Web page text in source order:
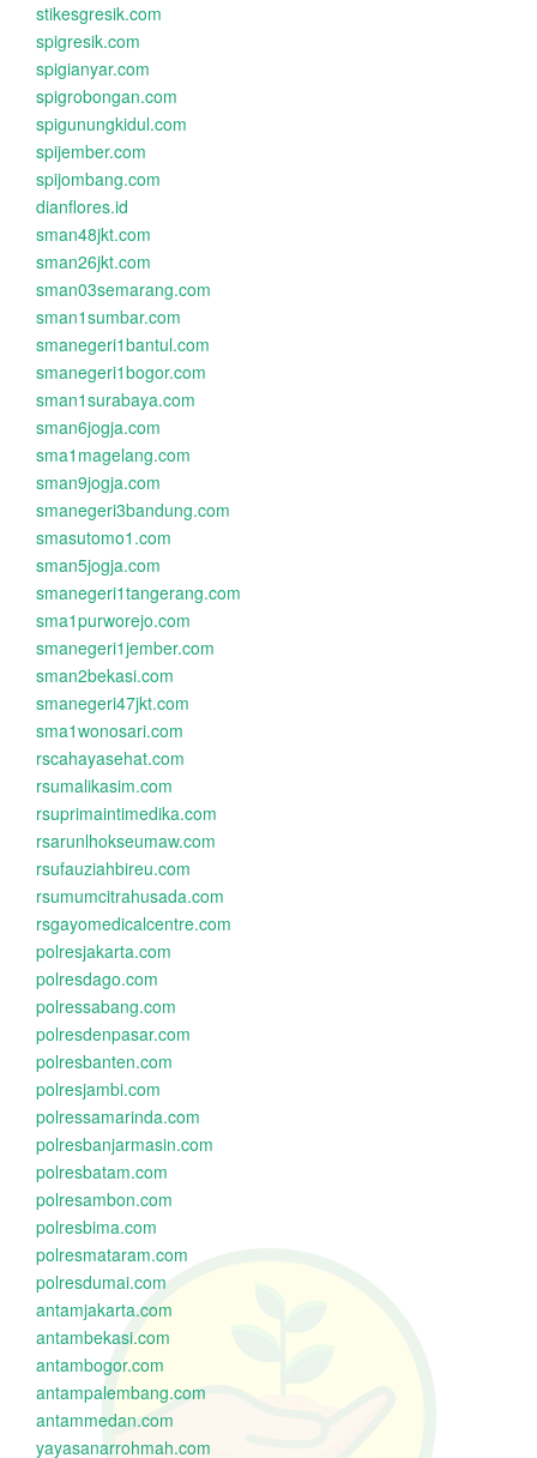
stikesgresik.com
spigresik.com
spigianyar.com
spigrobongan.com
spigunungkidul.com
spijember.com
spijombang.com
dianflores.id
sman48jkt.com
sman26jkt.com
sman03semarang.com
sman1sumbar.com
smanegeri1bantul.com
smanegeri1bogor.com
sman1surabaya.com
sman6jogja.com
sma1magelang.com
sman9jogja.com
smanegeri3bandung.com
smasutomo1.com
sman5jogja.com
smanegeri1tangerang.com
sma1purworejo.com
smanegeri1jember.com
sman2bekasi.com
smanegeri47jkt.com
sma1wonosari.com
rscahayasehat.com
rsumalikasim.com
rsuprimaintimedika.com
rsarunlhokseumaw.com
rsufauziahbireu.com
rsumumcitrahusada.com
rsgayomedicalcentre.com
polresjakarta.com
polresdago.com
polressabang.com
polresdenpasar.com
polresbanten.com
polresjambi.com
polressamarinda.com
polresbanjarmasin.com
polresbatam.com
polresambon.com
polresbima.com
polresmataram.com
polresdumai.com
antamjakarta.com
antambekasi.com
antambogor.com
antampalembang.com
antammedan.com
yayasanarrohmah.com